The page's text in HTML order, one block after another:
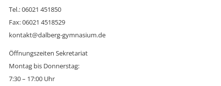
Tel.: 06021 451850
Fax: 06021 4518529
kontakt@dalberg-gymnasium.de
Öffnungszeiten Sekretariat
Montag bis Donnerstag:
7:30 – 17:00 Uhr